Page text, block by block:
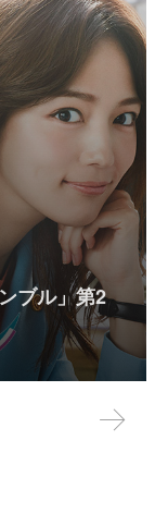
ブル」第2